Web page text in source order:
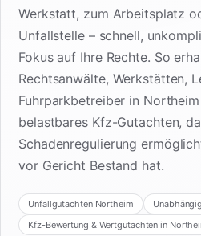
Werkstatt, zum Arbeitsplatz
Unfallstelle – schnell,
Fokus auf Ihre Rechte. So
Rechtsanwälte, Werkstätten,
Fuhrparkbetreiber in
belastbares Kfz-Gutachten,
Schadenregulierung
vor Gericht Bestand hat.
Unfallgutachten Northeim
Kfz-Bewertung & Wertgutachten in